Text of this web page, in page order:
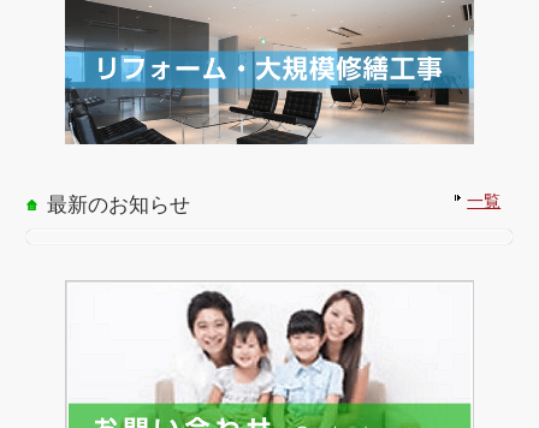
最新のお知らせ 一覧